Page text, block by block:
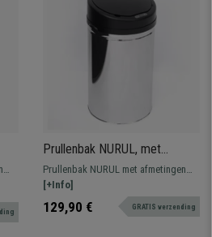
Prullenbak NURUL, met
Sensor, 30 L Inhoud,
Afmetingen 30,5x55,5 cm
Prullenbak NURUL met afmetingen
30,5x55,5 cm cm en 30 L inhoud met
automatische openingssensor.
[+Info]
129,90 € GRATIS verzending